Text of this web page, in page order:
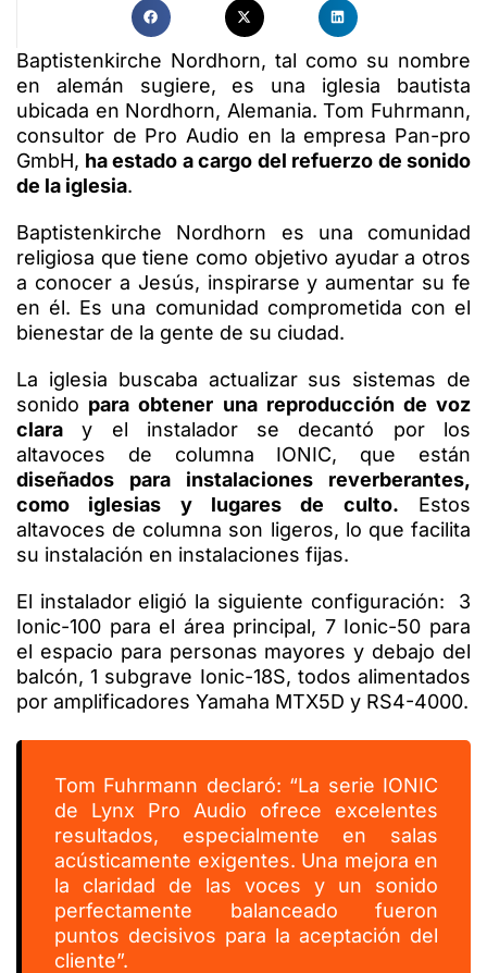
Baptistenkirche Nordhorn, tal como su nombre
en alemán sugiere, es una iglesia bautista
ubicada en Nordhorn, Alemania. Tom Fuhrmann,
consultor de Pro Audio en la empresa Pan-pro
GmbH, ha estado a cargo del refuerzo de sonido
de la iglesia.
Baptistenkirche Nordhorn es una comunidad
religiosa que tiene como objetivo ayudar a otros
a conocer a Jesús, inspirarse y aumentar su fe
en él. Es una comunidad comprometida con el
bienestar de la gente de su ciudad.
La iglesia buscaba actualizar sus sistemas de
sonido para obtener una reproducción de voz
clara y el instalador se decantó por los
altavoces de columna IONIC, que están
diseñados para instalaciones reverberantes,
como iglesias y lugares de culto. Estos
altavoces de columna son ligeros, lo que facilita
su instalación en instalaciones fijas.
El instalador eligió la siguiente configuración: 3
Ionic-100 para el área principal, 7 Ionic-50 para
el espacio para personas mayores y debajo del
balcón, 1 subgrave Ionic-18S, todos alimentados
por amplificadores Yamaha MTX5D y RS4-4000.
Tom Fuhrmann declaró: “La serie IONIC
de Lynx Pro Audio ofrece excelentes
resultados, especialmente en salas
acústicamente exigentes. Una mejora en
la claridad de las voces y un sonido
perfectamente balanceado fueron
puntos decisivos para la aceptación del
cliente”.